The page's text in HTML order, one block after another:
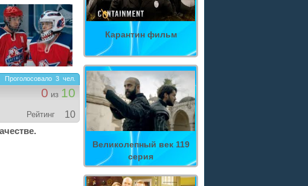
Карантин фильм
Великолепный век 119
серия
Проголосовало 3 чел.
0 из 10
Рейтинг
10